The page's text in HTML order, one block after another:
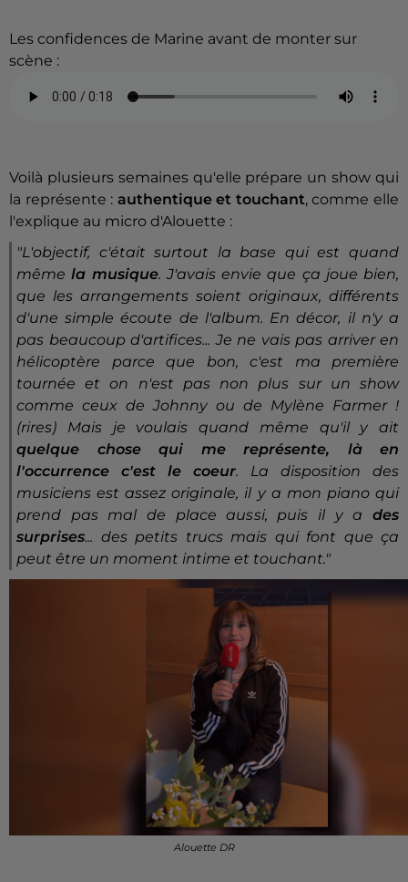
Les confidences de Marine avant de monter sur
scène :
Voilà plusieurs semaines qu'elle prépare un show qui
la représente : authentique et touchant, comme elle
l'explique au micro d'Alouette :
"L'objectif, c'était surtout la base qui est quand
mêmela musique. J'avais envie que ça joue bien,
que les arrangements soient originaux, différents
d'une simple écoute de l'album. En décor, il n'y a
pas beaucoup d'artifices... Je ne vais pas arriver en
hélicoptère parce que bon, c'est ma première
tournée et on n'est pas non plus sur un show
comme ceux de Johnny ou de Mylène Farmer !
(rires) Mais je voulais quand même qu'il y ait
quelque chose qui me représente, là en
l'occurrence c'est le coeur. La disposition des
musiciens est assez originale, il y a mon piano qui
prend pas mal de place aussi, puis il y a des
surprises... des petits trucs mais qui font que ça
peut être un moment intime et touchant."
Alouette DR